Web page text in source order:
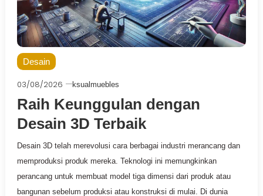
Desain
03/08/2026 ksualmuebles
Raih Keunggulan dengan
Desain 3D Terbaik
Desain 3D telah merevolusi cara berbagai industri merancang dan
memproduksi produk mereka. Teknologi ini memungkinkan
perancang untuk membuat model tiga dimensi dari produk atau
bangunan sebelum produksi atau konstruksi di mulai. Di dunia